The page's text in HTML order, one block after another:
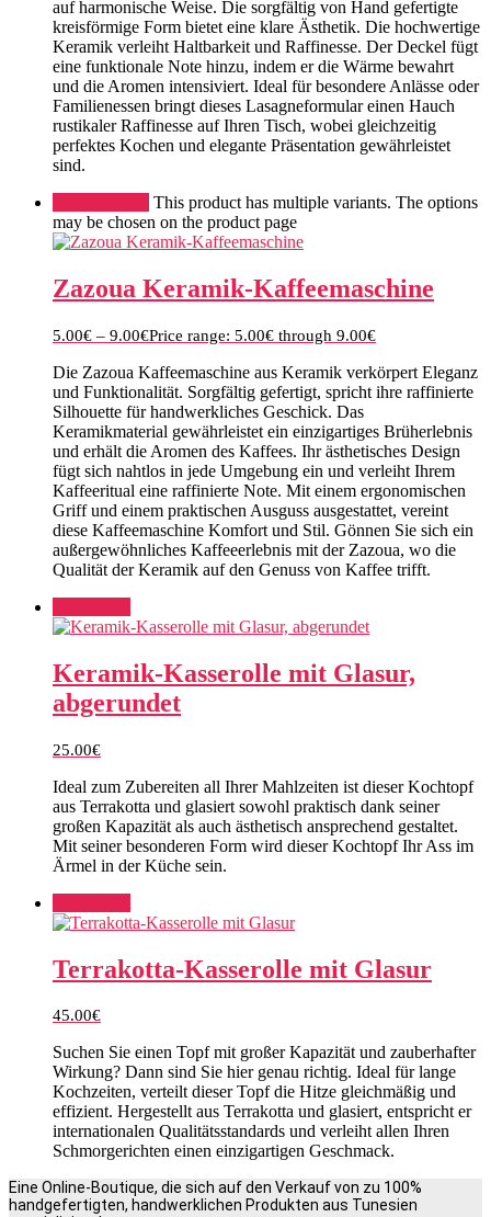
auf harmonische Weise. Die sorgfältig von Hand gefertigte
kreisförmige Form bietet eine klare Ästhetik. Die hochwertige
Keramik verleiht Haltbarkeit und Raffinesse. Der Deckel fügt
eine funktionale Note hinzu, indem er die Wärme bewahrt
und die Aromen intensiviert. Ideal für besondere Anlässe oder
Familienessen bringt dieses Lasagneformular einen Hauch
rustikaler Raffinesse auf Ihren Tisch, wobei gleichzeitig
perfektes Kochen und elegante Präsentation gewährleistet
sind.
This product has multiple variants. The options
may be chosen on the product page
Zazoua Keramik-Kaffeemaschine
5.00€ – 9.00€Price range: 5.00€ through 9.00€
Die Zazoua Kaffeemaschine aus Keramik verkörpert Eleganz
und Funktionalität. Sorgfältig gefertigt, spricht ihre raffinierte
Silhouette für handwerkliches Geschick. Das
Keramikmaterial gewährleistet ein einzigartiges Brüherlebnis
und erhält die Aromen des Kaffees. Ihr ästhetisches Design
fügt sich nahtlos in jede Umgebung ein und verleiht Ihrem
Kaffeeritual eine raffinierte Note. Mit einem ergonomischen
Griff und einem praktischen Ausguss ausgestattet, vereint
diese Kaffeemaschine Komfort und Stil. Gönnen Sie sich ein
außergewöhnliches Kaffeeerlebnis mit der Zazoua, wo die
Qualität der Keramik auf den Genuss von Kaffee trifft.
Keramik-Kasserolle mit Glasur,
abgerundet
25.00€
Ideal zum Zubereiten all Ihrer Mahlzeiten ist dieser Kochtopf
aus Terrakotta und glasiert sowohl praktisch dank seiner
großen Kapazität als auch ästhetisch ansprechend gestaltet.
Mit seiner besonderen Form wird dieser Kochtopf Ihr Ass im
Ärmel in der Küche sein.
Terrakotta-Kasserolle mit Glasur
45.00€
Suchen Sie einen Topf mit großer Kapazität und zauberhafter
Wirkung? Dann sind Sie hier genau richtig. Ideal für lange
Kochzeiten, verteilt dieser Topf die Hitze gleichmäßig und
effizient. Hergestellt aus Terrakotta und glasiert, entspricht er
internationalen Qualitätsstandards und verleiht allen Ihren
Schmorgerichten einen einzigartigen Geschmack.
Eine Online-Boutique, die sich auf den Verkauf von zu 100%
handgefertigten, handwerklichen Produkten aus Tunesien